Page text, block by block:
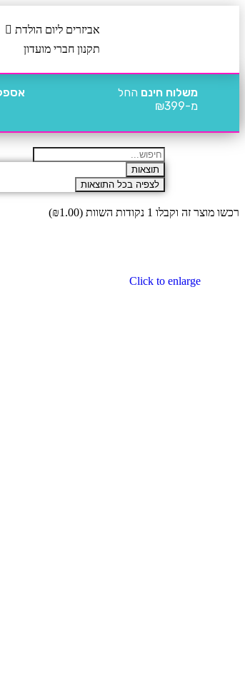
אביזרים ליום הולדת
תקנון חברי מועדון
משלוח חינם החל
מ-₪399
תוצאות
לצפיה בכל התוצאות
רכשו מוצר זה וקבלו 1 נקודות השוות ( ₪1.00
)
Click to enlarge